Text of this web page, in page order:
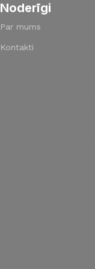
Noderīgi
Par mums
Kontakti